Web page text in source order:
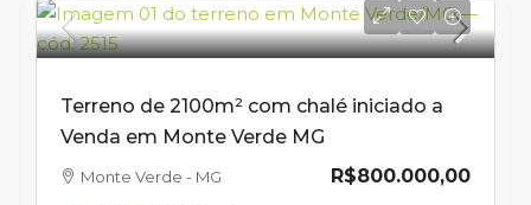
Terreno de 2100m² com chalé iniciado a
Venda em Monte Verde MG
R$800.000,00
Monte Verde - MG